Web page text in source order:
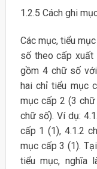
1.2.5 Cách ghi
Các mục, tiểu
số theo cấp xuất
gồm 4 chữ số
hai chỉ tiểu mục
mục cấp 2 (3
chữ số). Ví dụ:
cấp 1 (1), 4.1.2
mục cấp 3 (1).
tiểu mục, nghĩa